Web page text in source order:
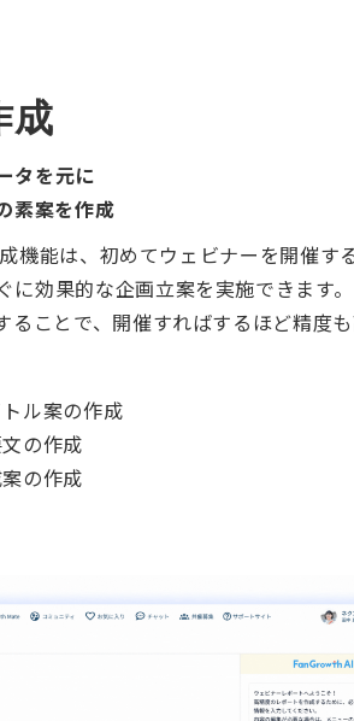
成
タを元に
素案を作成
機能は、初めてウェビナーを開催す
に効果的な企画立案を実施できます。
ることで、開催すればするほど精度
ル案の作成
の作成
の作成